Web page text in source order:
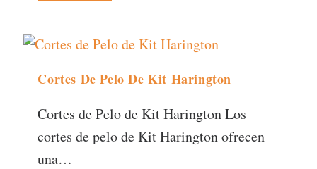
Cortes De Pelo De Kit Harington
Cortes de Pelo de Kit Harington Los
cortes de pelo de Kit Harington ofrecen
una…